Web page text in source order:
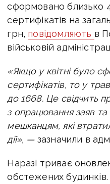
сформовано близько
сертифікатів на
грн, повідомляють в
військовій
«Якщо у квітні було
сертифікатів, то у
до 1668. Це свідчить
з опрацювання заяв
мешканцям, які
дії», —зазначили в
Наразі триває
обстежених